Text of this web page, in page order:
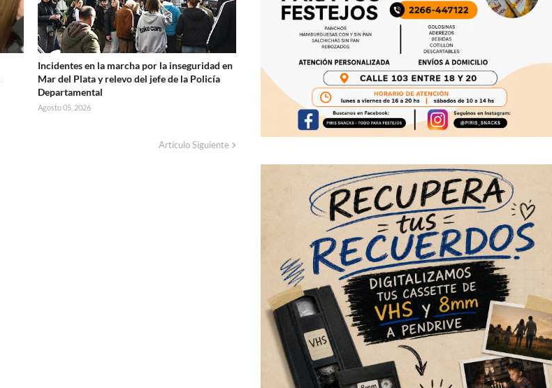
Incidentes en la marcha por la inseguridad en
Mar del Plata y relevo del jefe de la Policía
Departamental
Agosto 05, 2026
Artículo Siguiente